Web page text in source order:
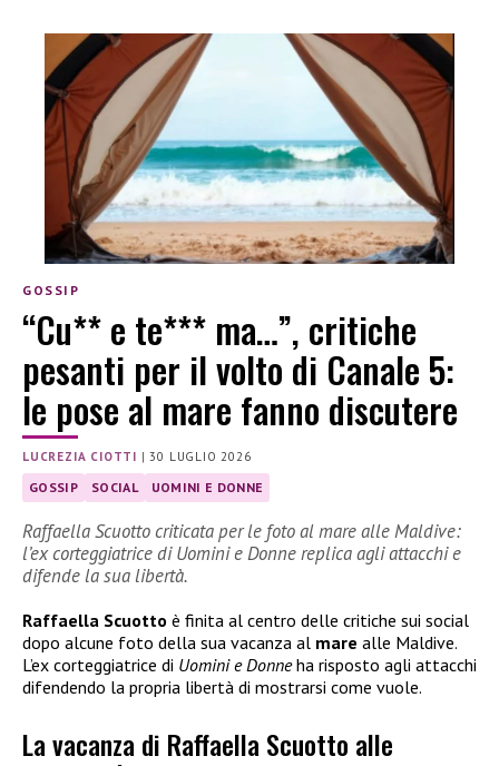
GOSSIP
“Cu** e te*** ma…”, critiche
pesanti per il volto di Canale 5:
le pose al mare fanno discutere
LUCREZIA CIOTTI |30 LUGLIO 2026
GOSSIP SOCIAL UOMINI E DONNE
Raffaella Scuotto criticata per le foto al mare alle Maldive:
l’ex corteggiatrice di Uomini e Donne replica agli attacchi e
difende la sua libertà.
Raffaella Scuotto è finita al centro delle critiche sui social
dopo alcune foto della sua vacanza al mare alle Maldive.
L’ex corteggiatrice di Uomini e Donneha risposto agli attacchi
difendendo la propria libertà di mostrarsi come vuole.
La vacanza di Raffaella Scuotto alle